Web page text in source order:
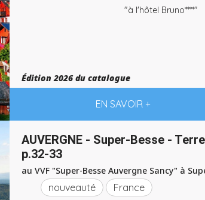
Édition 2026 du catalogue
"à l'hôtel Bruno****"
EN SAVOIR +
AUVERGNE - Super-Besse -
p.32-33
au VVF "Super-Besse Auvergne Sancy" à
nouveauté France